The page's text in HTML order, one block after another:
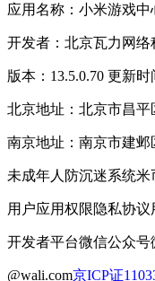
应用名称：小米游戏中
开发者：北京瓦力网络
版本：13.5.0.70 更新时
北京地址：北京市昌平
南京地址：南京市建
未成年人防沉迷系统米
用户应用权限隐私协议
开发者平台微信公众号
@wali.com京ICP证